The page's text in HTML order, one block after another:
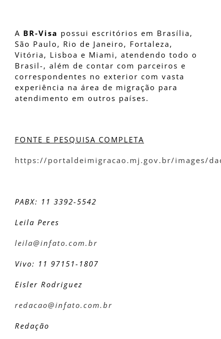
A BR-Visa possui escritórios em Brasília,
São Paulo, Rio de Janeiro, Fortaleza,
Vitória, Lisboa e Miami, atendendo todo o
Brasil-, além de contar com parceiros e
correspondentes no exterior com vasta
experiência na área de migração para
atendimento em outros países.
FONTE E PESQUISA COMPLETA
https://portaldeimigracao.mj.gov.br/images/
PABX: 11 3392-5542
Leila Peres
leila@infato.com.br
Vivo: 11 97151-1807
Eisler Rodriguez
redacao@infato.com.br
Redação